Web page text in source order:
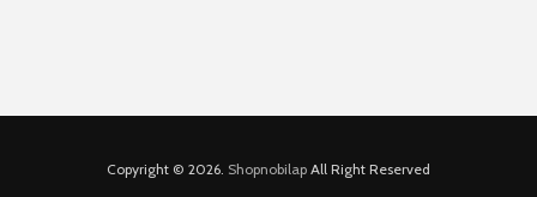
Copyright © 2026. Shopnobilap All Right Reserved